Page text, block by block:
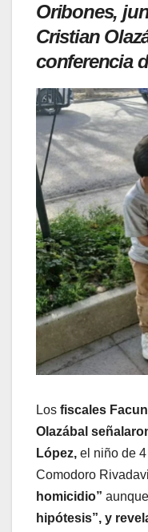
Oribones,
Cristian
conferencia
Los fiscales
Olazábal
López, el niño de
Comodoro
homicidio” aunque
hipótesis”, y